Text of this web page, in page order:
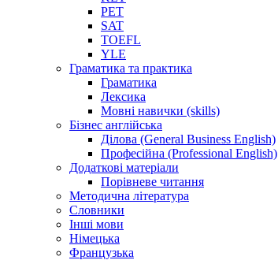
PET
SAT
TOEFL
YLE
Граматика та практика
Граматика
Лексика
Мовні навички (skills)
Бізнес англійська
Ділова (General Business English)
Професійна (Professional English)
Додаткові матеріали
Порівневе читання
Методична література
Словники
Інші мови
Німецька
Французька